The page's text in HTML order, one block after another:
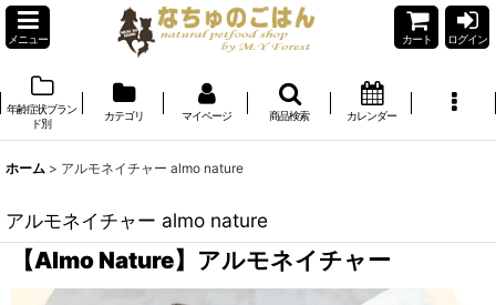
メニュー カート ログイン
年齢症状ブラン
ド別
カテゴリ マイページ 商品検索 カレンダー
ホーム > アルモネイチャー almo nature
アルモネイチャー almo nature
【Almo Nature】アルモネイチャー